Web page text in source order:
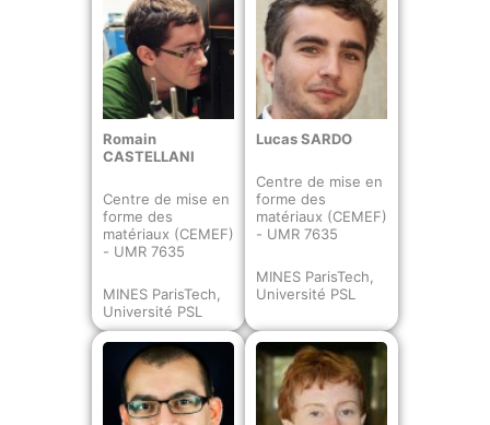
Romain
CASTELLANI
Centre de mise en
forme des
matériaux (CEMEF)
- UMR 7635
MINES ParisTech,
Université PSL
Lucas SARDO
Centre de mise en
forme des
matériaux (CEMEF)
- UMR 7635
MINES ParisTech,
Université PSL